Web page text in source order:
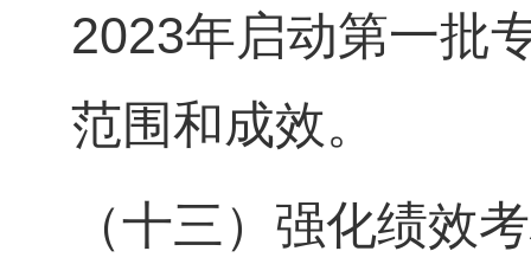
2023年启动第一批
范围和成效。
（十三）强化绩效